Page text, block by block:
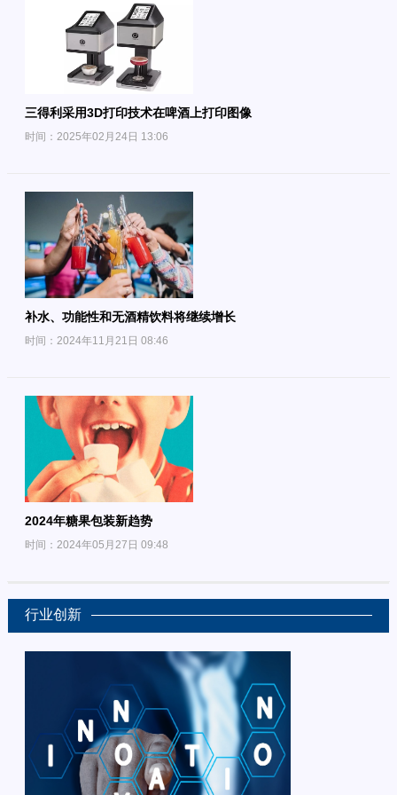
三得利采用3D打印技术在啤酒上打印图像
时间：2025年02月24日 13:06
补水、功能性和无酒精饮料将继续增长
时间：2024年11月21日 08:46
2024年糖果包装新趋势
时间：2024年05月27日 09:48
行业创新